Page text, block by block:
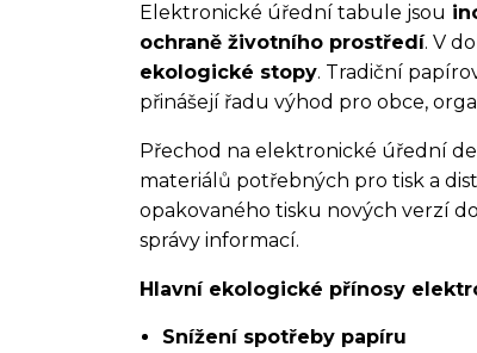
Elektronické úřední tabule jsou
ochraně životního prostředí. V
ekologické stopy. Tradiční
přinášejí řadu výhod pro obce,
Přechod na elektronické úřední
materiálů potřebných pro tisk a
opakovaného tisku nových verzí
správy informací.
Hlavní ekologické přínosy
Snížení spotřeby papíru